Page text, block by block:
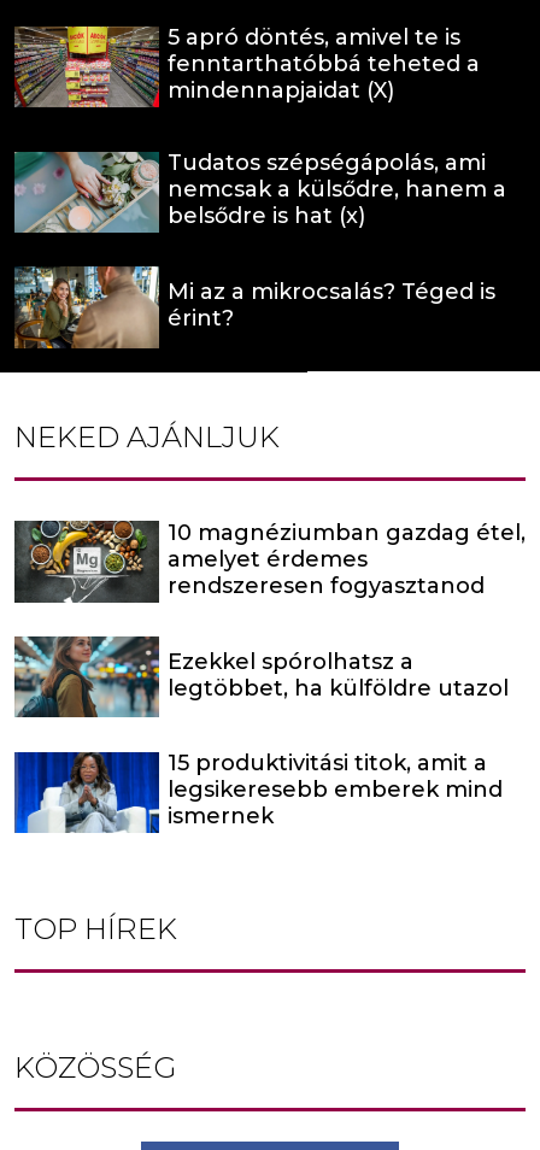
5 apró döntés, amivel te is
fenntarthatóbbá teheted a
mindennapjaidat (X)
Tudatos szépségápolás, ami
nemcsak a külsődre, hanem a
belsődre is hat (x)
Mi az a mikrocsalás? Téged is
érint?
NEKED AJÁNLJUK
10 magnéziumban gazdag étel,
amelyet érdemes
rendszeresen fogyasztanod
Ezekkel spórolhatsz a
legtöbbet, ha külföldre utazol
15 produktivitási titok, amit a
legsikeresebb emberek mind
ismernek
TOP HÍREK
KÖZÖSSÉG